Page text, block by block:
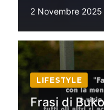
2 Novembre 2025
LIFESTYLE
Frasi di